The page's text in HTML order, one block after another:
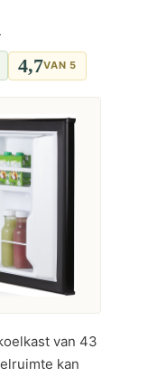
4,7VAN 5
van 43
kan